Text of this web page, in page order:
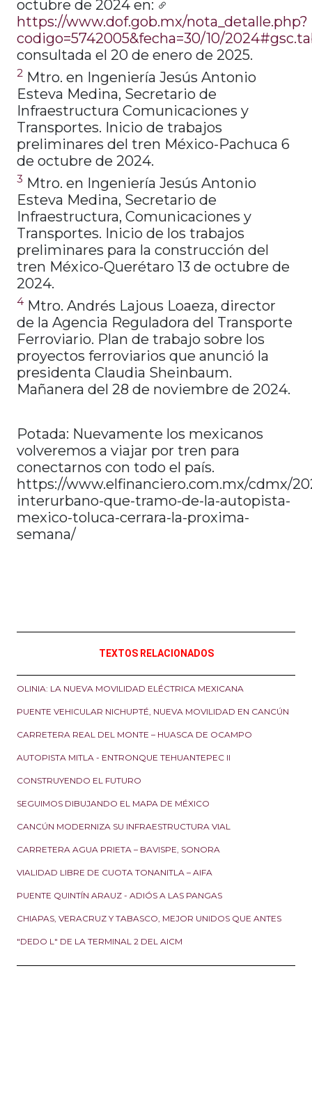
octubre de 2024 en:
https://www.dof.gob.mx/nota_detalle.php?
codigo=5742005&fecha=30/10/
consultada el 20 de enero de 2025.
2 Mtro. en Ingeniería Jesús Antonio
Esteva Medina, Secretario de
Infraestructura Comunicaciones y
Transportes. Inicio de trabajos
preliminares del tren México-Pachuca 6
de octubre de 2024.
3 Mtro. en Ingeniería Jesús Antonio
Esteva Medina, Secretario de
Infraestructura, Comunicaciones y
Transportes. Inicio de los trabajos
preliminares para la construcción del
tren México-Querétaro 13 de octubre de
2024.
4 Mtro. Andrés Lajous Loaeza, director
de la Agencia Reguladora del Transporte
Ferroviario. Plan de trabajo sobre los
proyectos ferroviarios que anunció la
presidenta Claudia Sheinbaum.
Mañanera del 28 de noviembre de 2024.
Potada: Nuevamente los mexicanos
volveremos a viajar por tren para
conectarnos con todo el país.
https://www.elfinanciero.com.mx/cdmx/
interurbano-que-tramo-de-la-autopista-
mexico-toluca-cerrara-la-proxima-
semana/
TEXTOS RELACIONADOS
OLINIA: LA NUEVA MOVILIDAD ELÉCTRICA MEXICANA
PUENTE VEHICULAR NICHUPTÉ, NUEVA MOVILIDAD EN CANCÚN
CARRETERA REAL DEL MONTE – HUASCA DE OCAMPO
AUTOPISTA MITLA - ENTRONQUE TEHUANTEPEC II
CONSTRUYENDO EL FUTURO
SEGUIMOS DIBUJANDO EL MAPA DE MÉXICO
CANCÚN MODERNIZA SU INFRAESTRUCTURA VIAL
CARRETERA AGUA PRIETA – BAVISPE, SONORA
VIALIDAD LIBRE DE CUOTA TONANITLA – AIFA
PUENTE QUINTÍN ARAUZ - ADIÓS A LAS PANGAS
CHIAPAS, VERACRUZ Y TABASCO, MEJOR UNIDOS QUE ANTES
"DEDO L" DE LA TERMINAL 2 DEL AICM